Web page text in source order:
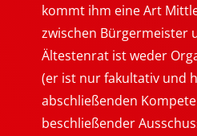
kommt ihm eine Art
zwischen Bürgermeister
Ältestenrat ist weder
(er ist nur fakultativ und
abschließenden
beschließender